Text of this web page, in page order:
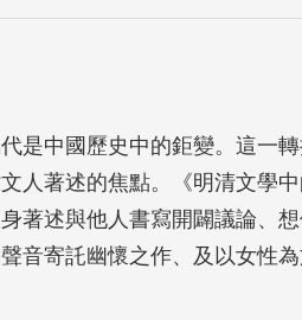
是中國歷史中的鉅變。這一
人著述的焦點。《明清文學
著述與他人書寫開闢議論、
音寄託幽懷之作、及以女性
。本書深入探討國難之際人們